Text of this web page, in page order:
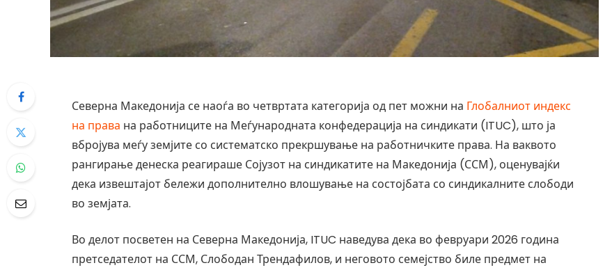
Северна Македонија се наоѓа во четвртата категорија од пет можни на Глобалниот индекс
на права на работниците на Меѓународната конфедерација на синдикати (ITUC), што ја
вбројува меѓу земјите со систематско прекршување на работничките права. На ваквото
рангирање денеска реагираше Сојузот на синдикатите на Македонија (ССМ), оценувајќи
дека извештајот бележи дополнително влошување на состојбата со синдикалните слободи
во земјата.
Во делот посветен на Северна Македонија, ITUC наведува дека во февруари 2026 година
претседателот на ССМ, Слободан Трендафилов, и неговото семејство биле предмет на